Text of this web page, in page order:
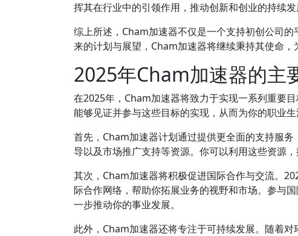
挥其在行业中的引领作用，推动创新和创业的持续发
综上所述，Cham加速器不仅是一个支持初创公司
来的计划与展望，Cham加速器将继续秉持其使命，
2025年Cham加速器的主
在2025年，Cham加速器将致力于实现一系列重要
能够见证并参与这些目标的实现，从而为你的职业生
首先，Cham加速器计划通过提供更全面的支持服
导以及市场推广支持等资源。你可以利用这些资源
其次，Cham加速器将积极促进国际合作与交流。
际合作网络，帮助你拓展业务的视野和市场。参与
一步推动你的事业发展。
此外，Cham加速器还将专注于可持续发展。随着